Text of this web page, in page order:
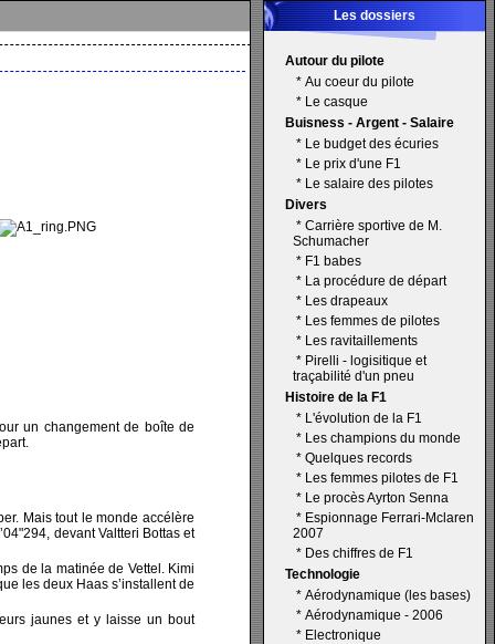
un changement de boîte de
Mais tout le monde accélère
devant Valtteri Bottas et
de la matinée de Vettel. Kimi
les deux Haas s’installent de
jaunes et y laisse un bout
Les dossiers
Autour du pilote
* Au coeur du pilote
* Le casque
Buisness - Argent - Salaire
* Le budget des écuries
* Le prix d'une F1
* Le salaire des pilotes
Divers
* Carrière sportive de M.
Schumacher
* F1 babes
* La procédure de départ
* Les drapeaux
* Les femmes de pilotes
* Les ravitaillements
* Pirelli - logisitique et
traçabilité d'un pneu
Histoire de la F1
* L'évolution de la F1
* Les champions du monde
* Quelques records
* Les femmes pilotes de F1
* Le procès Ayrton Senna
* Espionnage Ferrari-Mclaren
2007
* Des chiffres de F1
Technologie
* Aérodynamique (les bases)
* Aérodynamique - 2006
* Electronique